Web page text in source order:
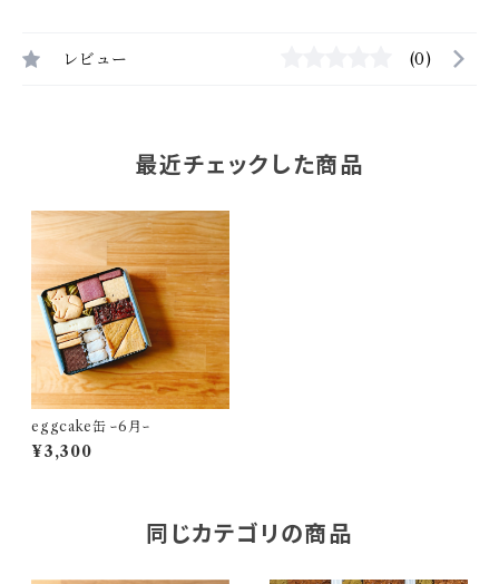
レビュー (0)
最近チェックした商品
eggcake缶 ｰ6月ｰ
¥3,300
同じカテゴリの商品